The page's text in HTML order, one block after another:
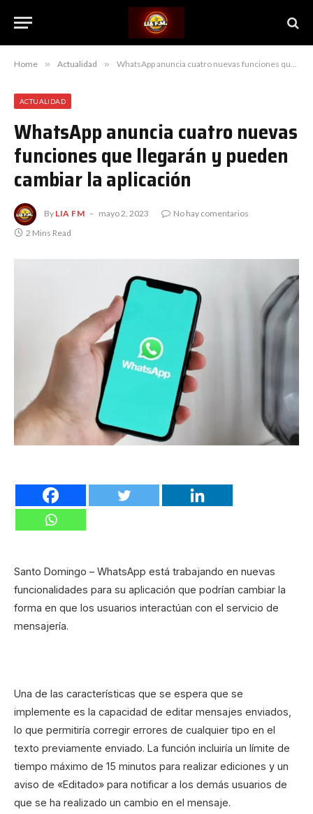
Home » Actualidad » WhatsApp anuncia cuatro nuevas funciones que llegarán y pueden cambiar la aplicación
ACTUALIDAD
WhatsApp anuncia cuatro nuevas
funciones que llegarán y pueden
cambiar la aplicación
By LIA FM mayo 2, 2023
No hay comentarios
2 Mins Read
Santo Domingo – WhatsApp está trabajando en nuevas
funcionalidades para su aplicación que podrían cambiar la
forma en que los usuarios interactúan con el servicio de
mensajería.
Una de las características que se espera que se
implemente es la capacidad de editar mensajes enviados,
lo que permitiría corregir errores de cualquier tipo en el
texto previamente enviado. La función incluiría un límite de
tiempo máximo de 15 minutos para realizar ediciones y un
aviso de «Editado» para notificar a los demás usuarios de
que se ha realizado un cambio en el mensaje.